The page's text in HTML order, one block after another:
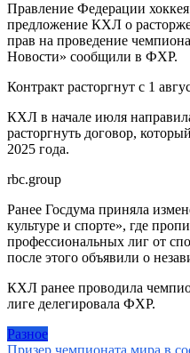
Правление Федерации
предложение КХЛ о
прав на проведение
Новости» сообщили в ФХР.
Контракт расторгнут с 1
КХЛ в начале июля
расторгнуть договор,
2025 года.
rbc.group
Ранее Госдума приняла
культуре и спорте», где
профессиональных лиг от
после этого объявили о
КХЛ ранее проводила
лиге делегировала ФХР.
Разное